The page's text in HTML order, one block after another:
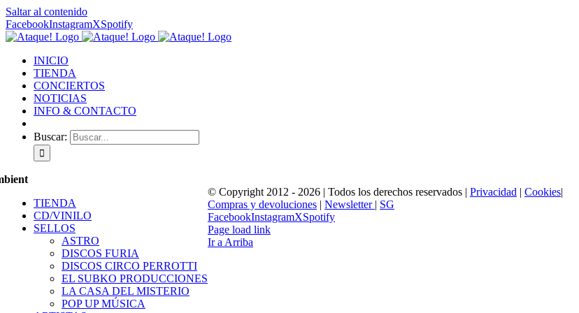
Saltar al contenido
FacebookInstagramXSpotify
INICIO
TIENDA
CONCIERTOS
NOTICIAS
INFO & CONTACTO
Buscar:
TIENDA
CD/VINILO
SELLOS
ASTRO
DISCOS FURIA
DISCOS CIRCO PERROTTI
EL SUBKO PRODUCCIONES
LA CASA DEL MISTERIO
POP UP MÚSICA
© Copyright 2012 - 2026 | Todos los derechos reservados | Privacidad | Cookies|
Compras y devoluciones | Newsletter | SG
FacebookInstagramXSpotify
Page load link
Ir a Arriba